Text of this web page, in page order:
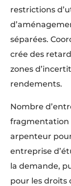
restrictions
séparées.
crée des
zones
rendements.
Nombre
fragmentation
arpenteur
entreprise
la demande,
pour les droits